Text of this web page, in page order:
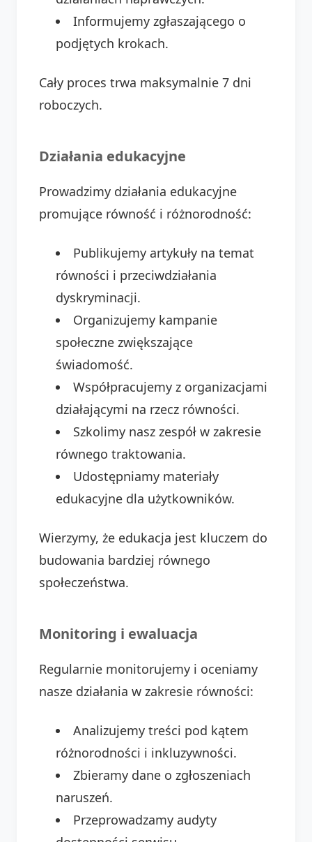
Informujemy zgłaszającego o
podjętych krokach.
Cały proces trwa maksymalnie 7 dni
roboczych.
Działania edukacyjne
Prowadzimy działania edukacyjne
promujące równość i różnorodność:
Publikujemy artykuły na temat
równości i przeciwdziałania
dyskryminacji.
Organizujemy kampanie
społeczne zwiększające
świadomość.
Współpracujemy z organizacjami
działającymi na rzecz równości.
Szkolimy nasz zespół w zakresie
równego traktowania.
Udostępniamy materiały
edukacyjne dla użytkowników.
Wierzymy, że edukacja jest kluczem do
budowania bardziej równego
społeczeństwa.
Monitoring i ewaluacja
Regularnie monitorujemy i oceniamy
nasze działania w zakresie równości:
Analizujemy treści pod kątem
różnorodności i inkluzywności.
Zbieramy dane o zgłoszeniach
naruszeń.
Przeprowadzamy audyty